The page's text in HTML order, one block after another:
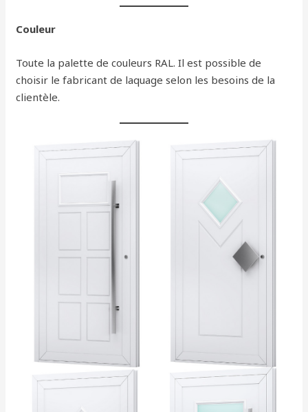
Couleur
Toute la palette de couleurs RAL. Il est possible de
choisir le fabricant de laquage selon les besoins de la
clientèle.